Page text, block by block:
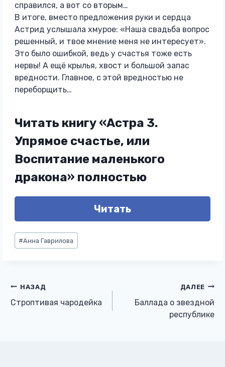
справился, а вот со вторым…
В итоге, вместо предложения руки и сердца
Астрид услышала хмурое: «Наша свадьба вопрос
решенный, и твое мнение меня не интересует».
Это было ошибкой, ведь у счастья тоже есть
нервы! А ещё крылья, хвост и большой запас
вредности. Главное, с этой вредностью не
переборщить…
Читать книгу «Астра 3.
Упрямое счастье, или
Воспитание маленького
дракона» полностью
Читать
Метки
записи:
#Анна Гаврилова
Навигация
по
НАЗАД
Строптивая чародейка
ДАЛЕЕ
Баллада о звездной
республике